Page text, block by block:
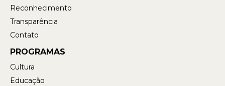
Reconhecimento
Transparência
Contato
PROGRAMAS
Cultura
Educação